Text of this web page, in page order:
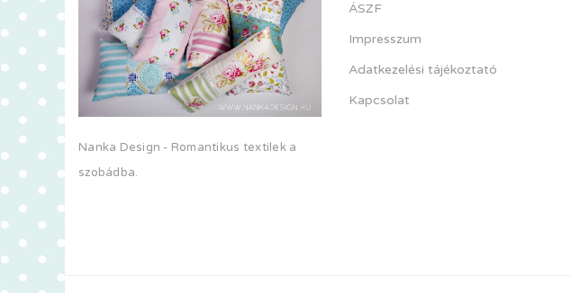
Nanka Design - Romantikus textilek a
szobádba.
ÁSZF
Impresszum
Adatkezelési tájékoztató
Kapcsolat